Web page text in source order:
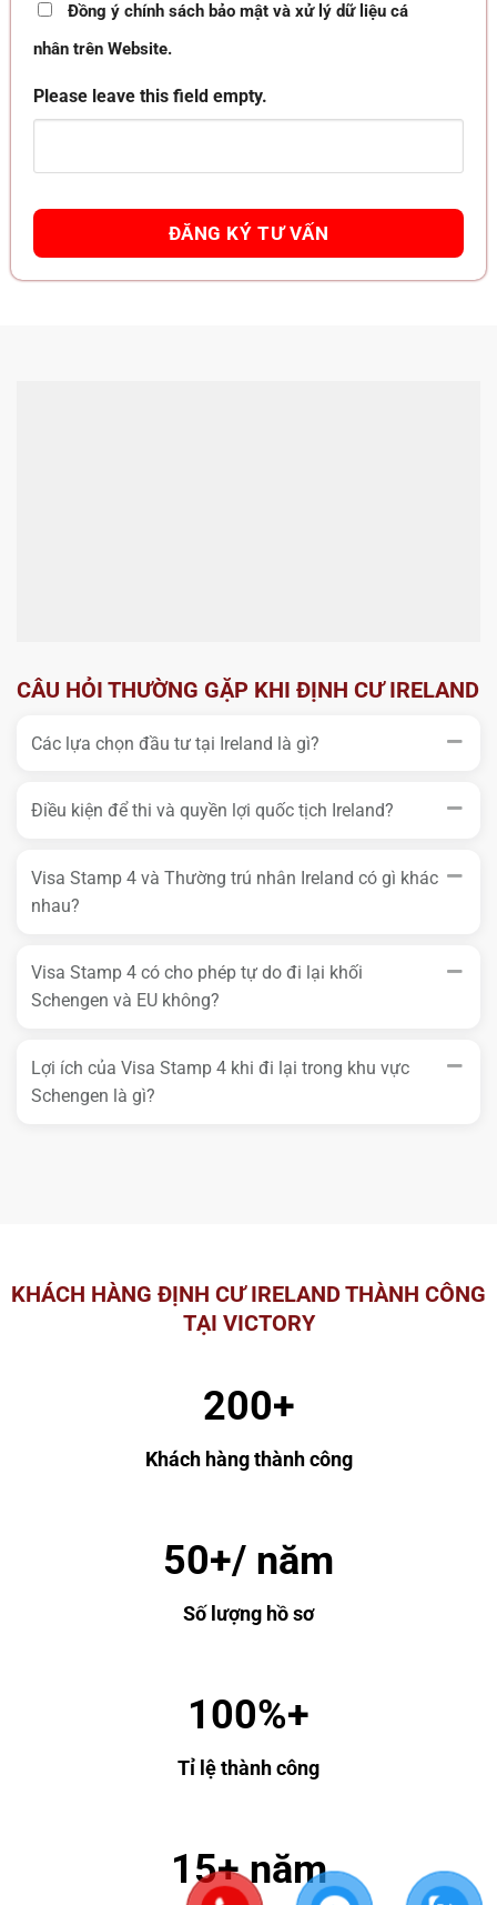
Đồng ý chính sách bảo mật và xử lý dữ liệu cá
nhân trên Website.
Please leave this field empty.
CÂU HỎI THƯỜNG GẶP KHI ĐỊNH CƯ IRELAND
Các lựa chọn đầu tư tại Ireland là gì?
Điều kiện để thi và quyền lợi quốc tịch Ireland?
Visa Stamp 4 và Thường trú nhân Ireland có gì khác
nhau?
Visa Stamp 4 có cho phép tự do đi lại khối
Schengen và EU không?
Lợi ích của Visa Stamp 4 khi đi lại trong khu vực
Schengen là gì?
KHÁCH HÀNG ĐỊNH CƯ IRELAND THÀNH CÔNG
TẠI VICTORY
200+
Khách hàng thành công
50+/ năm
Số lượng hồ sơ
100%+
Tỉ lệ thành công
15+ năm